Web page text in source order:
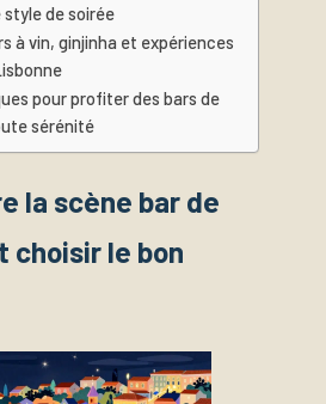
de soirée
à vin, ginjinha et expériences
pour profiter des bars de
sérénité
la scène bar de
choisir le bon